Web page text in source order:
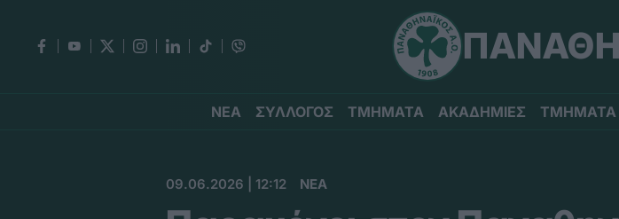
ΝΕΑ ΣΥΛΛΟΓΟΣ ΤΜΗΜΑΤΑ ΑΚΑΔΗΜΙΕΣ ΤΜΗΜΑΤΑ
09.06.2026 | 12:12 ΝΕΑ